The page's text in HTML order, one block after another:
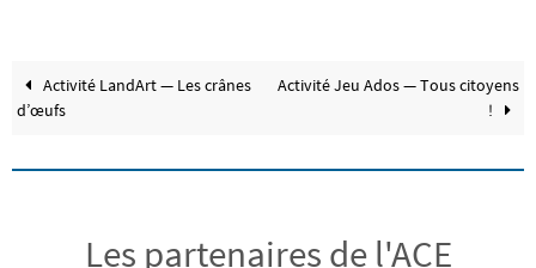
Activité LandArt — Les crânes
d’œufs
Activité Jeu Ados — Tous citoyens
!
Les partenaires de l'ACE